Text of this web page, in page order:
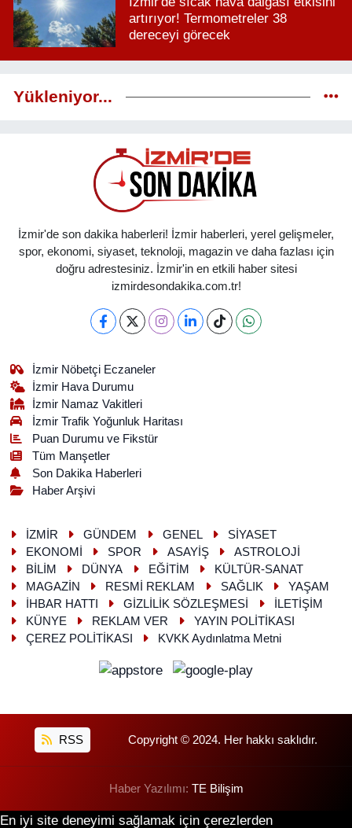
artırıyor! Termometreler 38
dereceyi görecek
Yükleniyor...
İzmir'de son dakika haberleri! İzmir haberleri, yerel gelişmeler,
spor, ekonomi, siyaset, teknoloji, magazin ve daha fazlası için
doğru adrestesiniz. İzmir'in en etkili haber sitesi
izmirdesondakika.com.tr!
İzmir Nöbetçi Eczaneler
İzmir Hava Durumu
İzmir Namaz Vakitleri
İzmir Trafik Yoğunluk Haritası
Puan Durumu ve Fikstür
Tüm Manşetler
Son Dakika Haberleri
Haber Arşivi
İZMİR GÜNDEM GENEL
SİYASET
EKONOMİ
SPOR ASAYİŞ
ASTROLOJİ
BİLİM
DÜNYA EĞİTİM
KÜLTÜR-SANAT
MAGAZİN
RESMİ REKLAM SAĞLIK
YAŞAM
İHBAR HATTI
GİZLİLİK SÖZLEŞMESİ
İLETİŞİM
KÜNYE
REKLAM VER
YAYIN POLİTİKASI
ÇEREZ POLİTİKASI
KVKK Aydınlatma Metni
RSS Copyright © 2024. Her hakkı saklıdır.
Haber Yazılımı: TE Bilişim
En iyi site deneyimi sağlamak için çerezlerden